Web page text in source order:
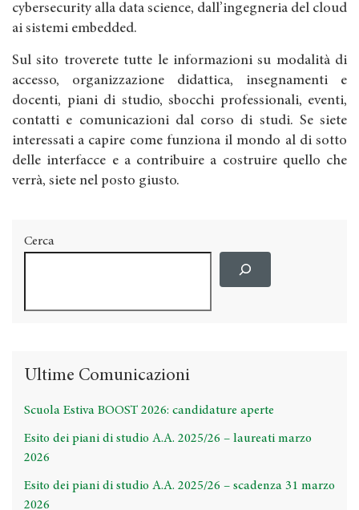
cybersecurity alla data science, dall’ingegneria del cloud
ai sistemi embedded.
Sul sito troverete tutte le informazioni su modalità di
accesso, organizzazione didattica, insegnamenti e
docenti, piani di studio, sbocchi professionali, eventi,
contatti e comunicazioni dal corso di studi. Se siete
interessati a capire come funziona il mondo al di sotto
delle interfacce e a contribuire a costruire quello che
verrà, siete nel posto giusto.
Cerca
Ultime Comunicazioni
Scuola Estiva BOOST 2026: candidature aperte
Esito dei piani di studio A.A. 2025/26 – laureati marzo
2026
Esito dei piani di studio A.A. 2025/26 – scadenza 31 marzo
2026